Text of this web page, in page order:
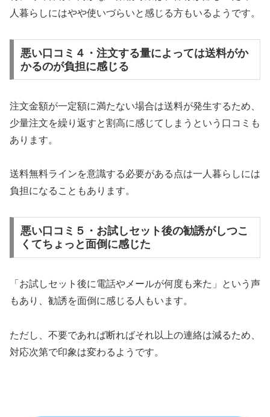
人暮らしにはやや使いづらいと感じる方もいるようです。
悪い口コミ４・注文する量によっては送料がか
かるのが負担に感じる
注文金額が一定額に満たない場合は送料が発生するため、
少量注文を繰り返すと割高に感じてしまうという口コミも
あります。
送料無料ラインを意識する必要がある点は一人暮らしには
負担になることもあります。
悪い口コミ５・お試しセット後の勧誘がしつこ
くてちょっと面倒に感じた
「お試しセット後に電話やメールが何度も来た」という声
もあり、勧誘を面倒に感じる人もいます。
ただし、不要であれば断ればそれ以上の連絡は減るため、
対応次第で印象は変わるようです。